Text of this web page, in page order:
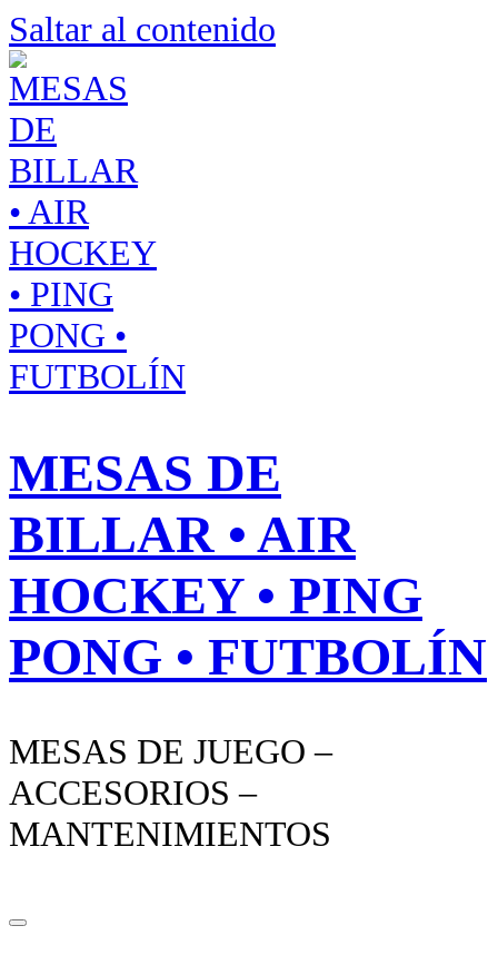
Saltar al contenido
MESAS DE
BILLAR • AIR
HOCKEY • PING
PONG • FUTBOLÍN
MESAS DE JUEGO –
ACCESORIOS –
MANTENIMIENTOS